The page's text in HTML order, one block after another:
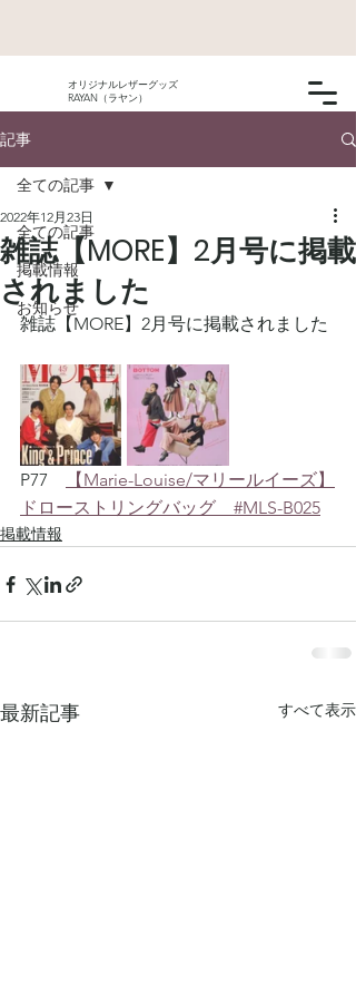
オリジナルレザーグッズ
RAYAN（ラヤン）
記事
全ての記事
掲載情報
お知らせ
全ての記事
雑誌【MORE】2月号に掲載
されました
2022年12月23日
雑誌【MORE】2月号に掲載されました
P77
【Marie-Louise/マリールイーズ】
ドローストリングバッグ　#MLS-B025
掲載情報
最新記事 すべて表示